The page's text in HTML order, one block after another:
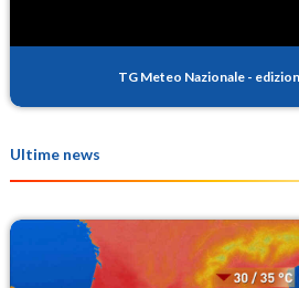
TG Meteo Nazionale -
Ultime news